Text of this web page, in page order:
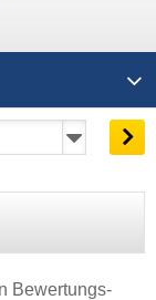
Bewertungs-